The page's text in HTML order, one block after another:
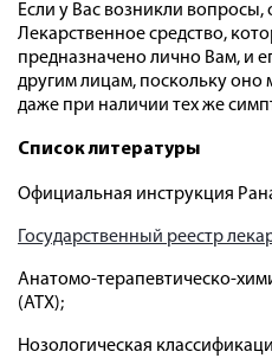
Если у Вас возникли вопросы,
Лекарственное средство,
предназначено лично Вам, и
другим лицам, поскольку
даже при наличии тех же
Список литературы
Официальная инструкция
Государственный реестр
Анатомо-терапевтическо-
(ATX);
Нозологическая